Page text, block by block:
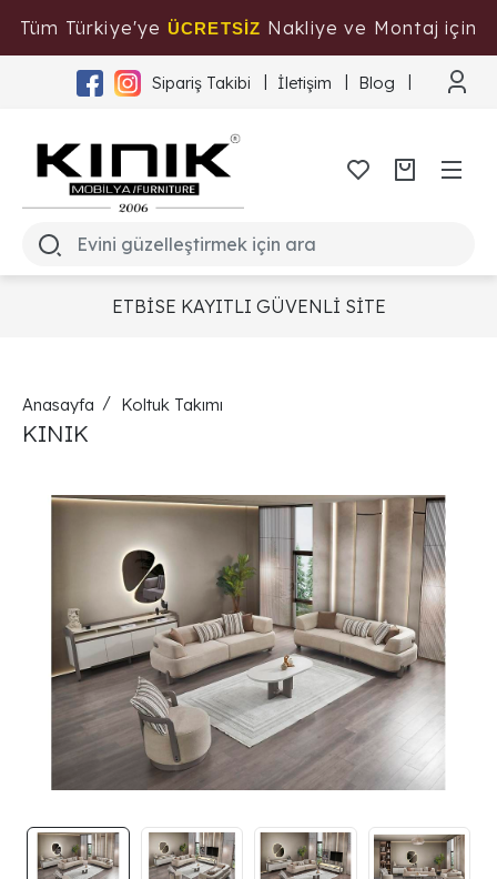
Tüm Türkiye'ye ÜCRETSİZ Nakliye ve Montaj için
Tıklayınız
Sipariş Takibi İletişim Blog
ETBİSE KAYITLI GÜVENLİ SİTE
Anasayfa Koltuk Takımı
KINIK